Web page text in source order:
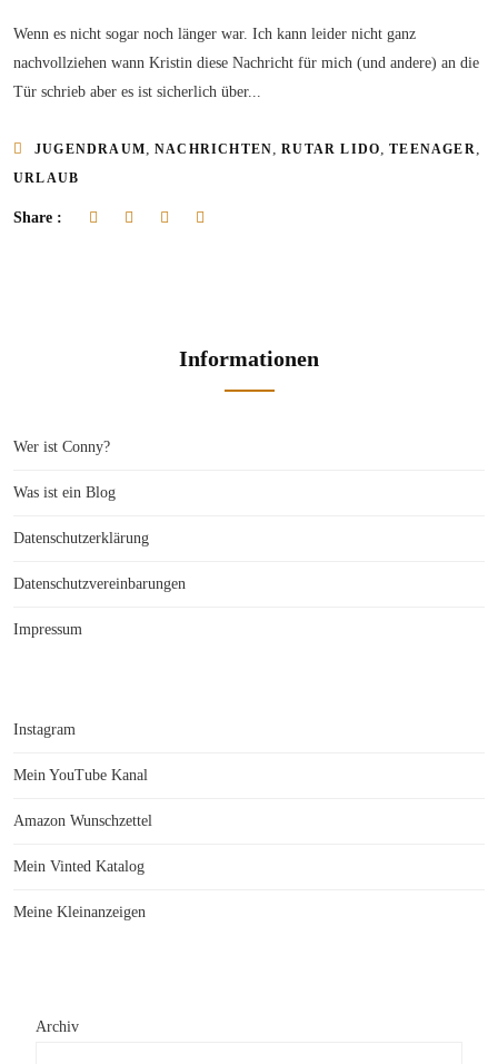
Wenn es nicht sogar noch länger war. Ich kann leider nicht ganz
nachvollziehen wann Kristin diese Nachricht für mich (und andere) an die
Tür schrieb aber es ist sicherlich über...
JUGENDRAUM NACHRICHTEN ,RUTAR LIDO ,TEENAGER
URLAUB
Share :
Informationen
Wer ist Conny?
Was ist ein Blog
Datenschutzerklärung
Datenschutzvereinbarungen
Impressum
Instagram
Mein YouTube Kanal
Amazon Wunschzettel
Mein Vinted Katalog
Meine Kleinanzeigen
Archiv